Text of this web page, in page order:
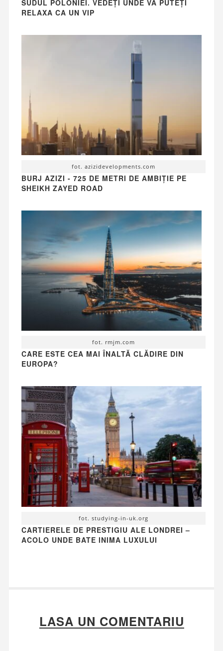
SUDUL POLONIEI. VEDEȚI UNDE VĂ PUTEȚI
RELAXA CA UN VIP
fot. azizidevelopments.com
BURJ AZIZI - 725 DE METRI DE AMBIȚIE PE
SHEIKH ZAYED ROAD
fot. rmjm.com
CARE ESTE CEA MAI ÎNALTĂ CLĂDIRE DIN
EUROPA?
fot. studying-in-uk.org
CARTIERELE DE PRESTIGIU ALE LONDREI –
ACOLO UNDE BATE INIMA LUXULUI
LASA UN COMENTARIU